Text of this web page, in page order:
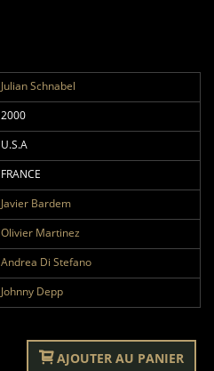
Julian Schnabel
2000
U.S.A
FRANCE
Javier Bardem
Olivier Martinez
Andrea Di Stefano
Johnny Depp
AJOUTER AU PANIER